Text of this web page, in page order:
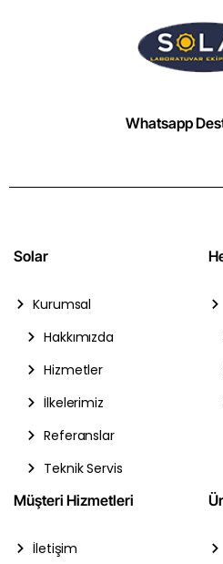
Whatsapp
Solar
Kurumsal
Hakkımızda
Hizmetler
İlkelerimiz
Referanslar
Teknik Servis
Müşteri Hizmetleri
İletişim